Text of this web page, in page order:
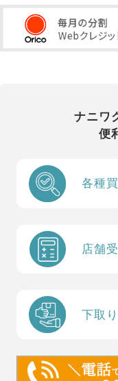
ナニワ
便
各種
店舗
下取